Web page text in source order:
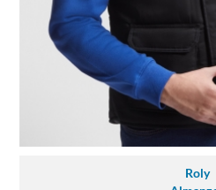
Roly